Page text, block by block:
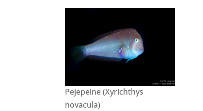
Pejepeine (Xyrichthys
novacula)